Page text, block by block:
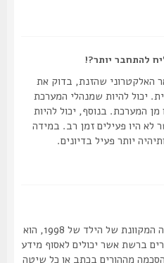
יותר?!
שהזנת, בדוק את
להיות שמנהלי המערכת
בנוסף, יכול להיות
פעילים זמן רב. במידה
יותר פעיל בדיונים.
COPPA, או החוק לפרטיות והגנה המקוונת של הילד של 1998, הוא
אשר יכולים לאסוף מידע
לדרוש הסכמה מההורים בכתב או כל שיטה